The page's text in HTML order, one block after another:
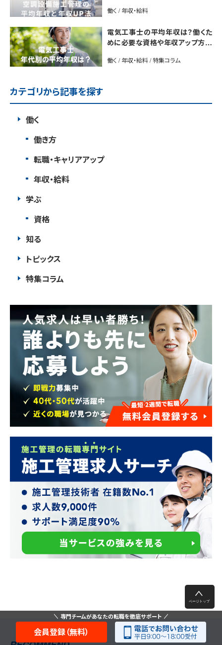
働く / 年収・給料
電気工事士の平均年収は？働くた
めに必要な資格や年収アップ方法
働く / 年収・給料 / 特集コラム
カテゴリから記事を探す
働く
働き方
転職・キャリアアップ
年収・給料
学ぶ
資格
知る
トピックス
特集コラム
専門チームがあなたの転職を徹底サポート
会員登録（無料）